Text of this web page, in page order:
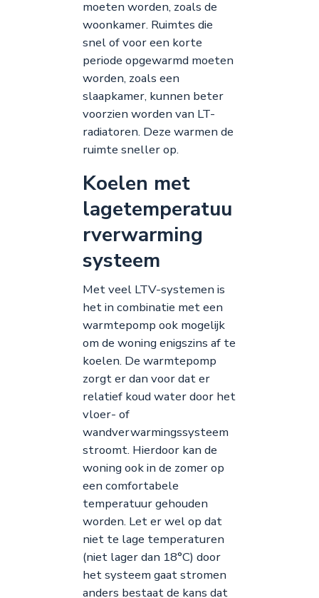
moeten worden, zoals de
woonkamer. Ruimtes die
snel of voor een korte
periode opgewarmd moeten
worden, zoals een
slaapkamer, kunnen beter
voorzien worden van LT-
radiatoren. Deze warmen de
ruimte sneller op.
Koelen met
lagetemperatuu
rverwarming
systeem
Met veel LTV-systemen is
het in combinatie met een
warmtepomp ook mogelijk
om de woning enigszins af te
koelen. De warmtepomp
zorgt er dan voor dat er
relatief koud water door het
vloer- of
wandverwarmingssysteem
stroomt. Hierdoor kan de
woning ook in de zomer op
een comfortabele
temperatuur gehouden
worden. Let er wel op dat
niet te lage temperaturen
(niet lager dan 18°C) door
het systeem gaat stromen
anders bestaat de kans dat